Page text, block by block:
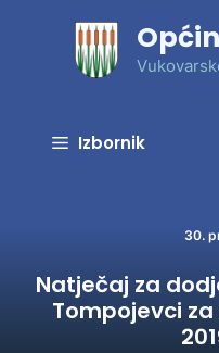
Izbornik
30.
Natječaj za
Tompojevci